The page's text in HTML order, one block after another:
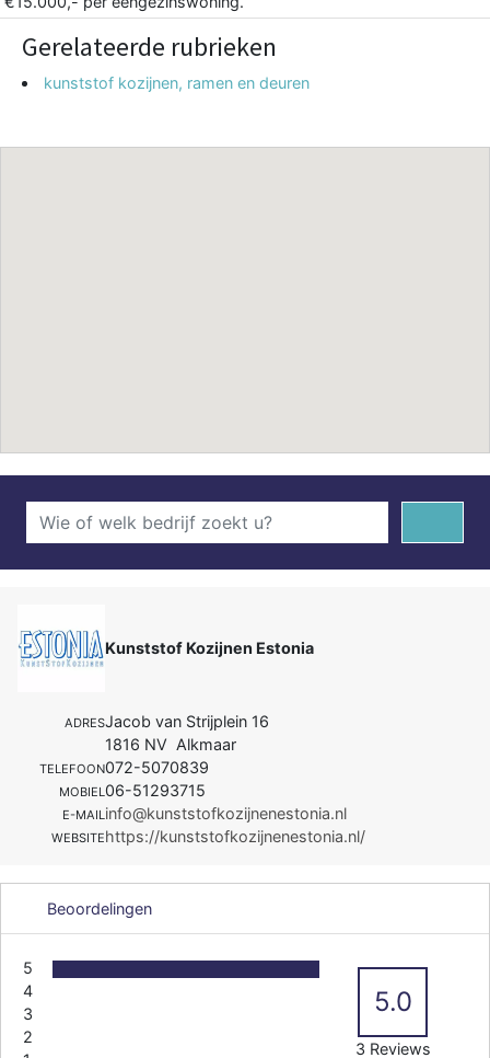
Gerelateerde rubrieken
kunststof kozijnen, ramen en deuren
Kunststof Kozijnen Estonia
ADRESJacob van Strijplein 16
1816 NV Alkmaar
TELEFOON072-5070839
MOBIEL 06-51293715
E-MAIL info@kunststofkozijnenestonia.nl
WEBSITEhttps://kunststofkozijnenestonia.nl/
Beoordelingen
5
4
3
2
5.0
3 Reviews